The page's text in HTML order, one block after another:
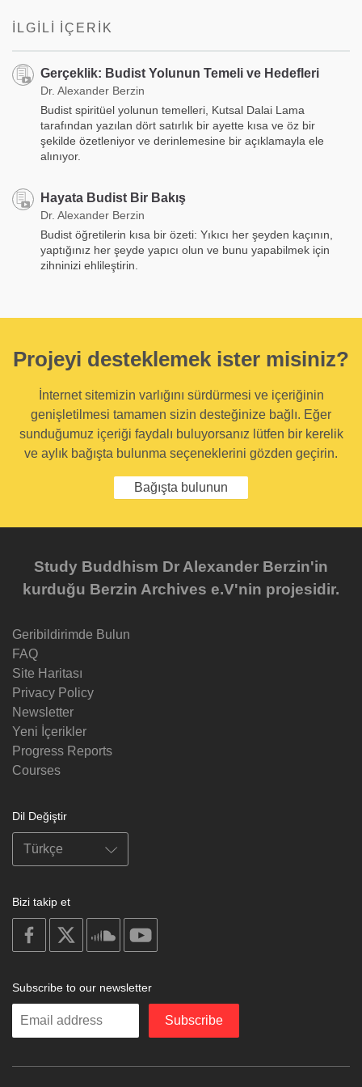
İLGILI İÇERIK
Gerçeklik: Budist Yolunun Temeli ve Hedefleri
Dr. Alexander Berzin
Budist spiritüel yolunun temelleri, Kutsal Dalai Lama
tarafından yazılan dört satırlık bir ayette kısa ve öz bir
şekilde özetleniyor ve derinlemesine bir açıklamayla ele
alınıyor.
Hayata Budist Bir Bakış
Dr. Alexander Berzin
Budist öğretilerin kısa bir özeti: Yıkıcı her şeyden kaçının,
yaptığınız her şeyde yapıcı olun ve bunu yapabilmek için
zihninizi ehlileştirin.
Projeyi desteklemek ister misiniz?
İnternet sitemizin varlığını sürdürmesi ve içeriğinin
genişletilmesi tamamen sizin desteğinize bağlı. Eğer
sunduğumuz içeriği faydalı buluyorsanız lütfen bir kerelik
ve aylık bağışta bulunma seçeneklerini gözden geçirin.
Bağışta bulunun
Study Buddhism Dr Alexander Berzin'in
kurduğu Berzin Archives e.V'nin projesidir.
Geribildirimde Bulun
FAQ
Site Haritası
Privacy Policy
Newsletter
Yeni İçerikler
Progress Reports
Courses
Dil Değiştir
Bizi takip et
on
facebook
soundcloud
Subscribe to our newsletter
Enter
Subscribe